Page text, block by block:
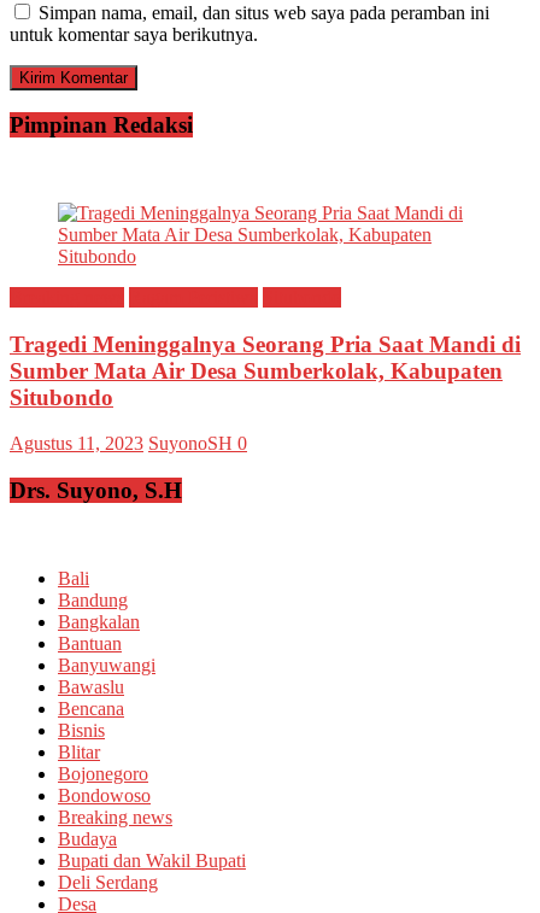
Simpan nama, email, dan situs web saya pada peramban ini
untuk komentar saya berikutnya.
Pimpinan Redaksi
Tragedi Meninggalnya Seorang Pria Saat Mandi di
Sumber Mata Air Desa Sumberkolak, Kabupaten
Situbondo
Agustus 11, 2023 SuyonoSH 0
Drs. Suyono, S.H
Bali
Bandung
Bangkalan
Bantuan
Banyuwangi
Bawaslu
Bencana
Bisnis
Blitar
Bojonegoro
Bondowoso
Breaking news
Budaya
Bupati dan Wakil Bupati
Deli Serdang
Desa